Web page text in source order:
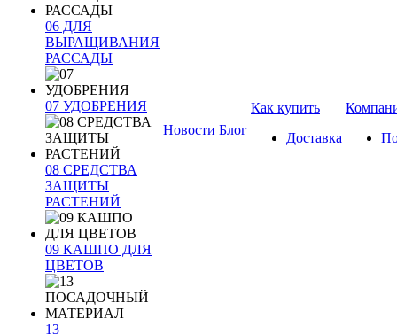
06 ДЛЯ
ВЫРАЩИВАНИЯ
РАССАДЫ
07 УДОБРЕНИЯ
08 СРЕДСТВА
ЗАЩИТЫ
РАСТЕНИЙ
09 КАШПО ДЛЯ
ЦВЕТОВ
13
Новости Блог
Как купить
Доставка